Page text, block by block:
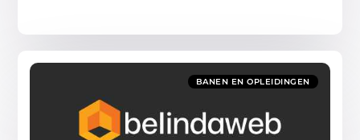
BANEN EN OPLEIDINGEN